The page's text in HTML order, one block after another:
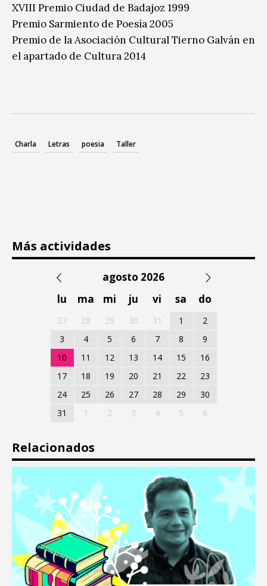
XVIII Premio Ciudad de Badajoz 1999
Premio Sarmiento de Poesía 2005
Premio de la Asociación Cultural Tierno Galván en
el apartado de Cultura 2014
Charla Letras poesia Taller
Más actividades
agosto 2026
lu
ma mi ju vi sa do
27 28 29 30 31 1
2
3
4 5 6 7 8
9
10
11 12 13 14 15
16
17
18 19 20 21 22
23
24
25 26 27 28 29
30
31
1 2 3 4 5 6
Relacionados